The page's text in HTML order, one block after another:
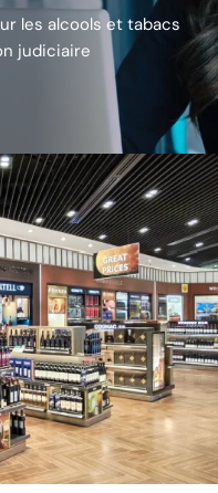
les alcools et tabacs
judiciaire